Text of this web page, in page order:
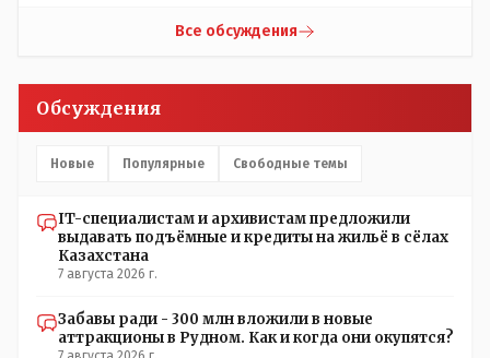
комментарий прозвучал на следующий день после
температурный режим на контроль. То есть первая
часть - информация до трагедии, вторая часть -
исправлено.
Все обсуждения
Обсуждения
Новые Популярные Свободные темы
IT-специалистам и архивистам предложили
выдавать подъёмные и кредиты на жильё в сёлах
Казахстана
7 августа 2026 г.
Забавы ради - 300 млн вложили в новые
аттракционы в Рудном. Как и когда они окупятся?